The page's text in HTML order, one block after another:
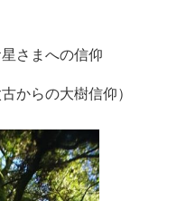
さまへの信仰
からの大樹信仰）